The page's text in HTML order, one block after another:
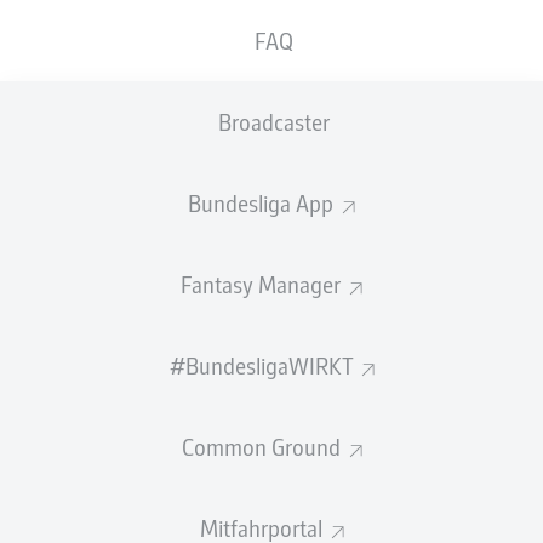
FAQ
Broadcaster
Bundesliga App
Fantasy Manager
#BundesligaWIRKT
Common Ground
Mitfahrportal
VERTEIDIGUNG